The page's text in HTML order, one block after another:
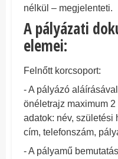
nélkül – megjelenteti.
A pályázati
elemei:
Felnőtt korcsoport:
- A pályázó
önéletrajz maximum
adatok: név, születési
cím, telefonszám,
- A pályamű